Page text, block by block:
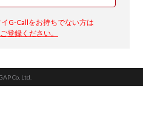
G-Callをお持ちでない方は
登録ください。
Co, Ltd.